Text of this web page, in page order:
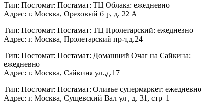
Тип: Постомат: Постамат: ТЦ Облака: ежедневно
Адрес: г. Москва, Ореховый б-р, д. 22 А
Тип: Постомат: Постамат: ТЦ Пролетарский: ежедневно
Адрес: г. Москва, Пролетарский пр-т,д.24
Тип: Постомат: Постамат: Домашний Очаг на Сайкина:
ежедневно
Адрес: г. Москва, Сайкина ул.,д.17
Тип: Постомат: Постамат: Оливье супермаркет: ежедневно
Адрес: г. Москва, Сущевский Вал ул., д. 31, стр. 1